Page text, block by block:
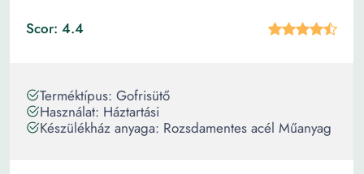
Scor: 4.4
Terméktípus: Gofrisütő
Használat: Háztartási
Készülékház anyaga: Rozsdamentes acél Műanyag